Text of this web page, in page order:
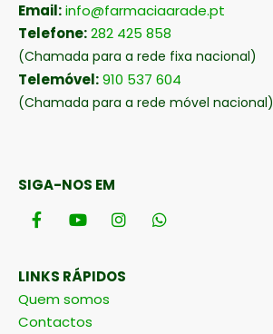
Email:info@farmaciaarade.pt
Telefone:282 425 858
(Chamada para a rede fixa nacional)
Telemóvel:910 537 604
(Chamada para a rede móvel nacional)
SIGA-NOS EM
LINKS RÁPIDOS
Quem somos
Contactos